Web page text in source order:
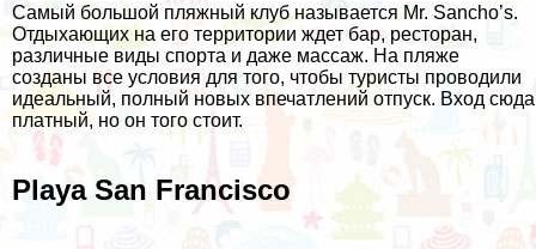
Самый большой пляжный клуб называется Mr. Sancho’s.
Отдыхающих на его территории ждет бар, ресторан,
различные виды спорта и даже массаж. На пляже
созданы все условия для того, чтобы туристы проводили
идеальный, полный новых впечатлений отпуск. Вход сюда
платный, но он того стоит.
Playa San Francisco